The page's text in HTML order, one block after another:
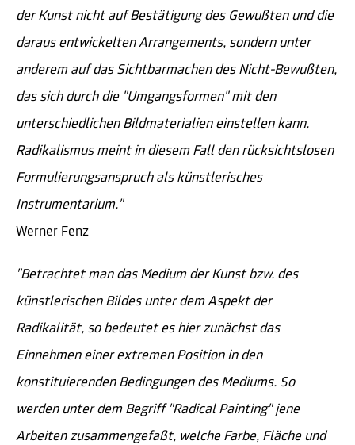
der Kunst nicht auf Bestätigung des Gewußten und die
daraus entwickelten Arrangements, sondern unter
anderem auf das Sichtbarmachen des Nicht-Bewußten,
das sich durch die "Umgangsformen" mit den
unterschiedlichen Bildmaterialien einstellen kann.
Radikalismus meint in diesem Fall den rücksichtslosen
Formulierungsanspruch als künstlerisches
Instrumentarium."
Werner Fenz
"Betrachtet man das Medium der Kunst bzw. des
künstlerischen Bildes unter dem Aspekt der
Radikalität, so bedeutet es hier zunächst das
Einnehmen einer extremen Position in den
konstituierenden Bedingungen des Mediums. So
werden unter dem Begriff "Radical Painting" jene
Arbeiten zusammengefaßt, welche Farbe, Fläche und